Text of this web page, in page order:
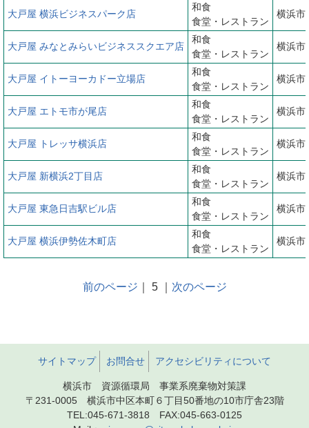
大戸屋 横浜ビジネスパーク店
和食
食堂・レストラン
横浜市
大戸屋 みなとみらいビジネススクエア店
和食
食堂・レストラン
横浜市
大戸屋 イトーヨーカドー立場店
和食
食堂・レストラン
横浜市
大戸屋 エトモ市が尾店
和食
食堂・レストラン
横浜市
大戸屋 トレッサ横浜店
和食
食堂・レストラン
横浜市
大戸屋 新横浜2丁目店
和食
食堂・レストラン
横浜市
大戸屋 東急日吉駅ビル店
和食
食堂・レストラン
横浜市
大戸屋 横浜伊勢佐木町店
和食
食堂・レストラン
横浜市
前のページ ｜ 5 ｜ 次のページ
サイトマップ お問合せ アクセシビリティについて
横浜市 資源循環局 事業系廃棄物対策課
〒231-0005 横浜市中区本町６丁目50番地の10市庁舎23階
TEL:045-671-3818 FAX:045-663-0125